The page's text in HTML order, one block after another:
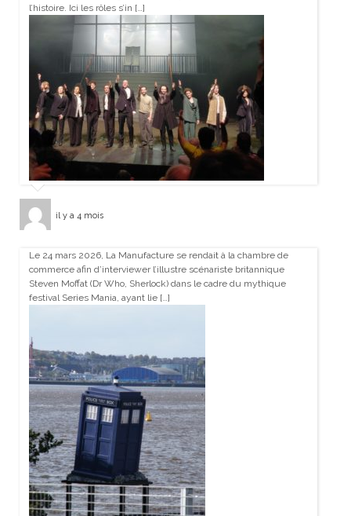
l’histoire. Ici les rôles s’in […]
il y a 4 mois
Le 24 mars 2026, La Manufacture se rendait à la chambre de
commerce afin d’interviewer l’illustre scénariste britannique
Steven Moffat (Dr Who, Sherlock) dans le cadre du mythique
festival Series Mania, ayant lie […]